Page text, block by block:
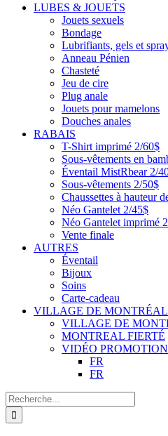
LUBES & JOUETS
Jouets sexuels
Bondage
Lubrifiants, gels et
Anneau Pénien
Chasteté
Jeu de cire
Plug anale
Jouets pour mamelons
Douches anales
RABAIS
T-Shirt imprimé 2/60$
Sous-vêtements en
Éventail MistRbear 2/
Sous-vêtements 2/50$
Chaussettes à hauteur
Néo Gantelet 2/45$
Néo Gantelet imprimé
Vente finale
AUTRES
Éventail
Bijoux
Soins
Carte-cadeau
VILLAGE DE MONTRÉAL
VILLAGE DE
MONTREAL FIERTÉ
VIDÉO
FR
FR
Recherche
de
: